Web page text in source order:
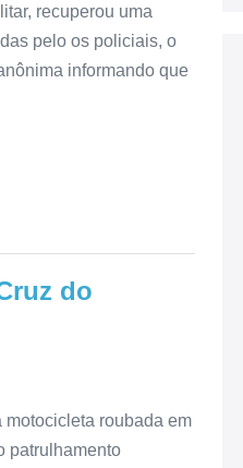
recuperou uma
pelo os policiais, o
informando que
do
roubada em
patrulhamento